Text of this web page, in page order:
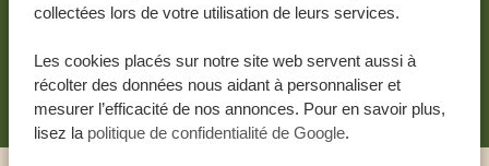
collectées lors de votre utilisation de leurs services.
Les cookies placés sur notre site web servent aussi à
récolter des données nous aidant à personnaliser et
mesurer l’efficacité de nos annonces. Pour en savoir plus,
lisez la politique de confidentialité de Google.
RECEVOIR UNE OFFRE SUR MESURE